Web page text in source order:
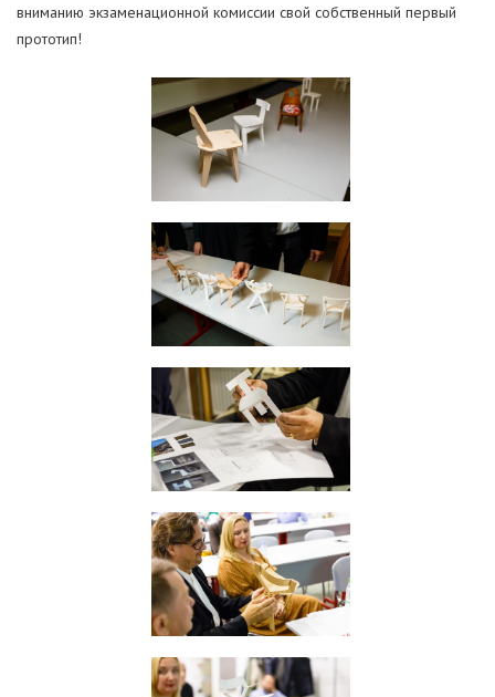
вниманию экзаменационной комиссии свой собственный первый
прототип!